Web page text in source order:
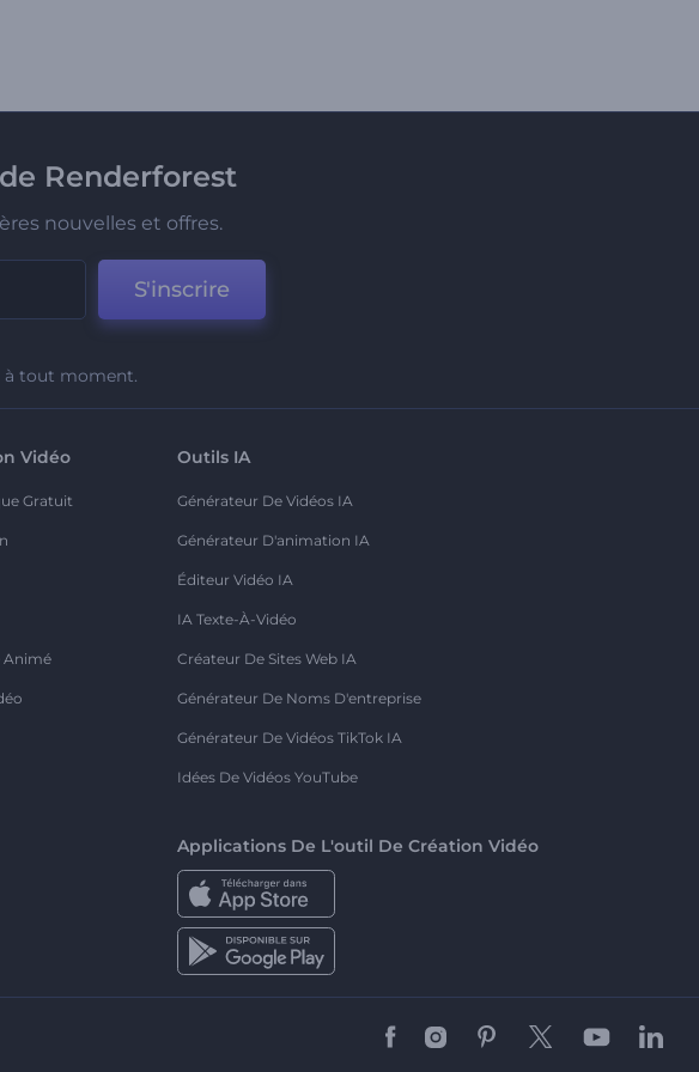
Renderforest
nouvelles et offres.
S'inscrire
à tout moment.
Vidéo
Gratuit
Animé
Outils IA
Générateur De Vidéos IA
Générateur D'animation IA
Éditeur Vidéo IA
IA Texte-À-Vidéo
Créateur De Sites Web IA
Générateur De Noms D'entreprise
Générateur De Vidéos TikTok IA
Idées De Vidéos YouTube
Applications De L'outil De Création Vidéo